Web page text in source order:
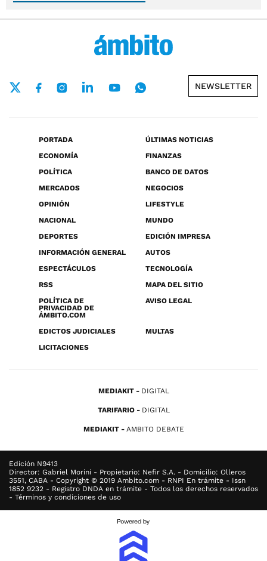
NEWSLETTER
PORTADA
ÚLTIMAS NOTICIAS
ECONOMÍA
FINANZAS
POLÍTICA
BANCO DE DATOS
MERCADOS
NEGOCIOS
OPINIÓN
LIFESTYLE
NACIONAL
MUNDO
DEPORTES
EDICIÓN IMPRESA
INFORMACIÓN GENERAL
AUTOS
ESPECTÁCULOS
TECNOLOGÍA
RSS
MAPA DEL SITIO
POLÍTICA DE
PRIVACIDAD DE
ÁMBITO.COM
AVISO LEGAL
EDICTOS JUDICIALES
MULTAS
LICITACIONES
MEDIAKIT DIGITAL
TARIFARIO DIGITAL
MEDIAKIT AMBITO DEBATE
Edición N9413
Director: Gabriel Morini - Propietario: Nefir S.A. - Domicilio: Olleros
3551, CABA - Copyright © 2019 Ambito.com - RNPI En trámite - Issn
1852 9232 - Registro DNDA en trámite - Todos los derechos reservados
- Términos y condiciones de uso